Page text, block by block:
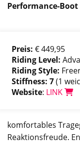
Performance-
Preis: € 449,95
Riding Level:
Riding Style:
Stiffness: 7(1
Website: LINK
komfortables
Reaktionsfreude.